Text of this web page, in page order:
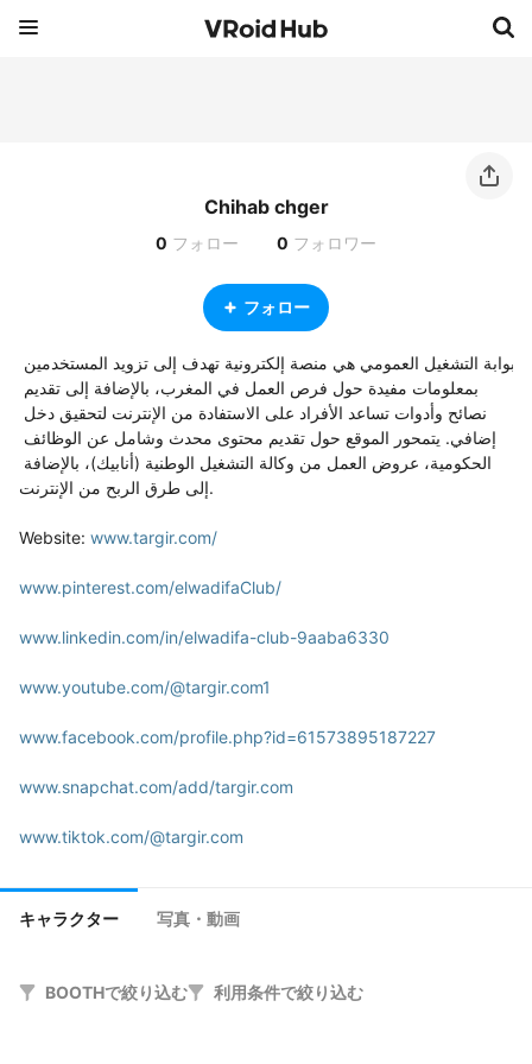
Chihab chger
0 フォロー 0 フォロワー
フォロー
إلى طرق الربح من الإنترنت.
Website: www.targir.com/
www.pinterest.com/elwadifaClub/
www.linkedin.com/in/elwadifa-club-9aaba6330
www.youtube.com/@targir.com1
www.facebook.com/profile.php?id=61573895187227
www.snapchat.com/add/targir.com
www.tiktok.com/@targir.com
www.instagram.com/targir.com1
キャラクター 写真・動画
BOOTHで絞り込む 利用条件で絞り込む